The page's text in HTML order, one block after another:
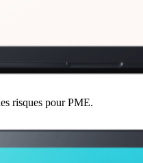
risques pour PME.